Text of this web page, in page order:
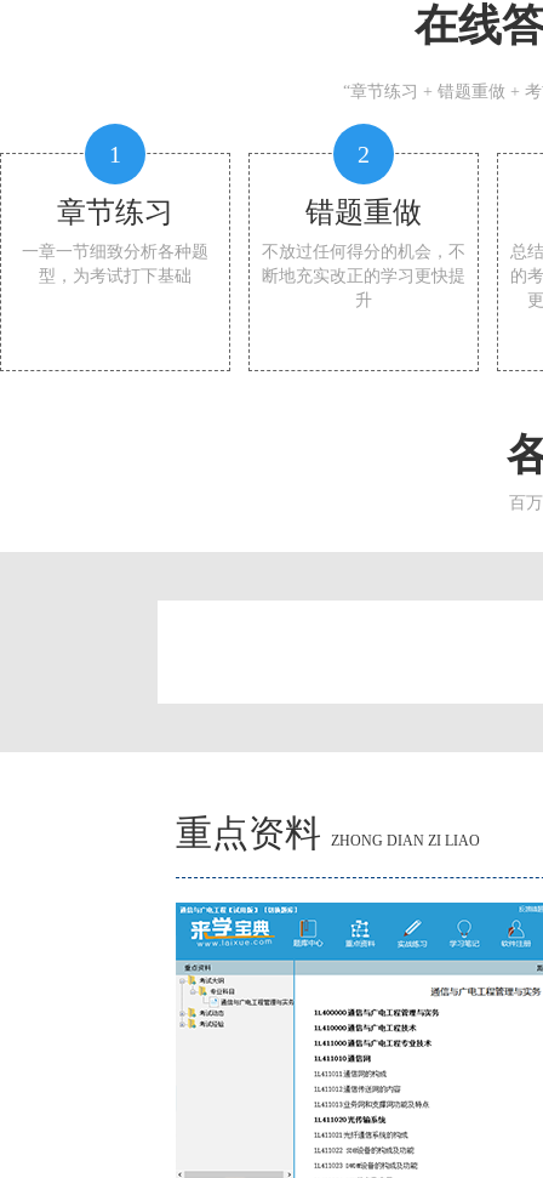
在线
“章节练习 + 错题重做 +
1
章节练习
一章一节细致分析各种题
型，为考试打下基础
2
错题重做
不放过任何得分的机会，不
断地充实改正的学习更快提
升
总
的
百
重点资料 ZHONG DIAN ZI LIAO